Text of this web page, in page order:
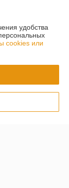
удобства
cookies или